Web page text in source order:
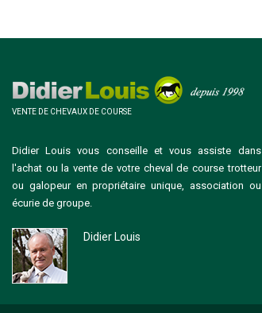
VENTE DE CHEVAUX DE COURSE
Didier Louis vous conseille et vous assiste dans
l'achat ou la vente de votre cheval de course trotteur
ou galopeur en propriétaire unique, association ou
écurie de groupe.
Didier Louis